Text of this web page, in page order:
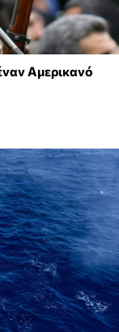
Αμερικανό